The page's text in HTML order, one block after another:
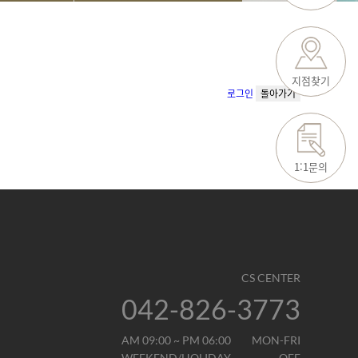
지점찾기
1:1문의
로그인 돌아가기
CS CENTER
042-826-3773
AM 09:00 ~ PM 06:00
MON-FRI